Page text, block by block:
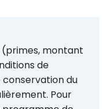
(primes, montant
de
conservation du
Pour